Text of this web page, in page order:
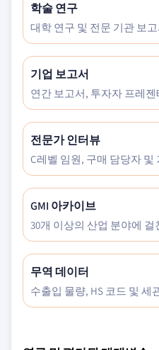
학술 연구
대학 연구 및 전문 기관 보고
기업 보고서
연간 보고서, 투자자 프레
전문가 인터뷰
C레벨 임원, 구매 담당자 및
GMI 아카이브
30개 이상의 산업 분야에 걸
무역 데이터
수출입 물량, HS 코드 및 세